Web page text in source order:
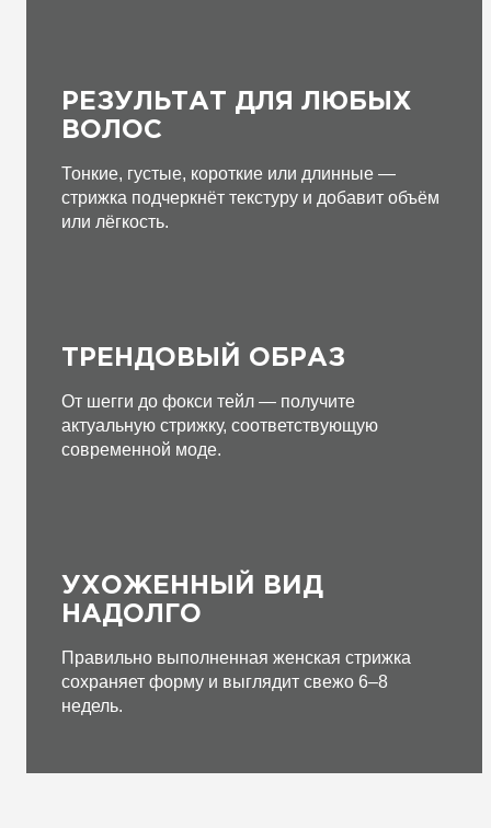
РЕЗУЛЬТАТ ДЛЯ ЛЮБЫХ
ВОЛОС
Тонкие, густые, короткие или длинные —
стрижка подчеркнёт текстуру и добавит объём
или лёгкость.
ТРЕНДОВЫЙ ОБРАЗ
От шегги до фокси тейл — получите
актуальную стрижку, соответствующую
современной моде.
УХОЖЕННЫЙ ВИД
НАДОЛГО
Правильно выполненная женская стрижка
сохраняет форму и выглядит свежо 6–8
недель.